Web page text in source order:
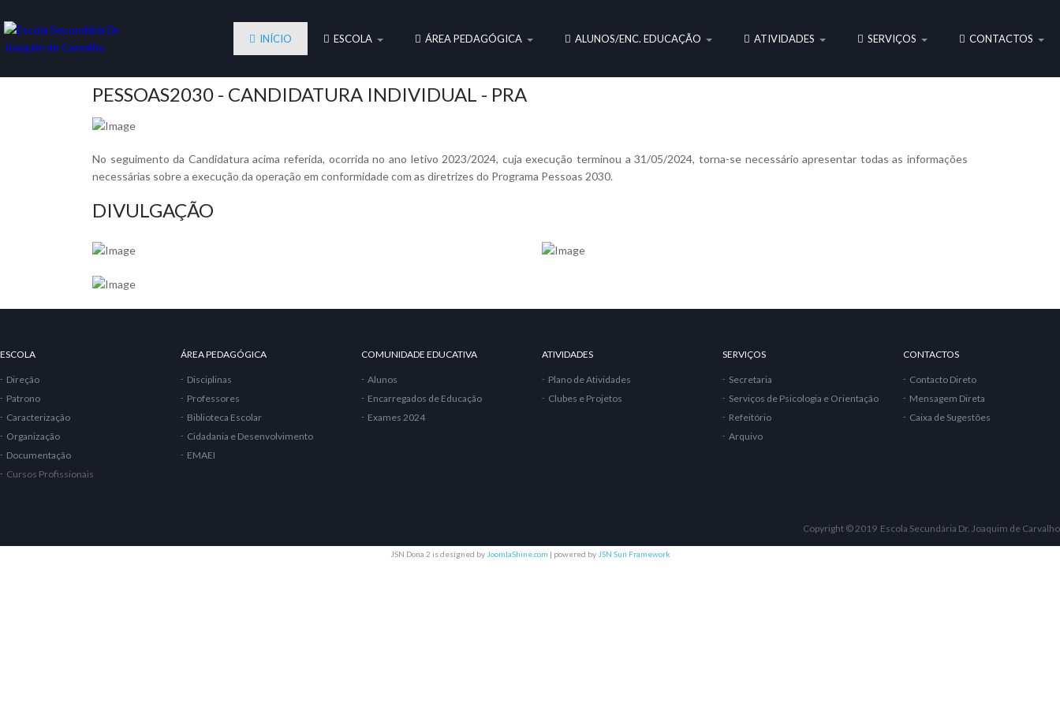
INÍCIO ESCOLA ÁREA PEDAGÓGICA ALUNOS/ENC. EDUCAÇÃO ATIVIDADES SERVIÇOS CONTACTOS
PESSOAS2030 - CANDIDATURA INDIVIDUAL - PRA
No seguimento da Candidatura acima referida, ocorrida no ano letivo 2023/2024, cuja execução terminou a 31/05/2024, torna-se necessário apresentar todas as informações
necessárias sobre a execução da operação em conformidade com as diretrizes do Programa Pessoas 2030.
DIVULGAÇÃO
ESCOLA
Direção
Patrono
Caracterização
Organização
Documentação
Cursos Profissionais
ÁREA PEDAGÓGICA
Disciplinas
Professores
Biblioteca Escolar
Cidadania e Desenvolvimento
EMAEI
COMUNIDADE EDUCATIVA
Alunos
Encarregados de Educação
Exames 2024
ATIVIDADES
Plano de Atividades
Clubes e Projetos
SERVIÇOS
Secretaria
Serviços de Psicologia e Orientação
Refeitório
Arquivo
CONTACTOS
Contacto Direto
Mensagem Direta
Caixa de Sugestões
Copyright © 2019 Escola Secundária Dr. Joaquim de Carvalho
JSN Dona 2 is designed by JoomlaShine.com | powered by JSN Sun Framework